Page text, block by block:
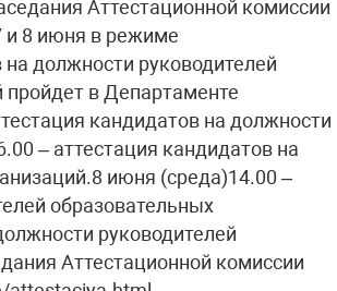
Аттестационной комиссии
и 8 июня в режиме
должности руководителей
пройдет в Департаменте
кандидатов на должности
– аттестация кандидатов на
июня (среда)14.00 –
образовательных
руководителей
Аттестационной комиссии